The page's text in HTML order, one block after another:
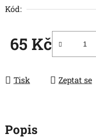
Kód:
65 Kč
Měrná cena:
Tisk Zeptat se
Popis